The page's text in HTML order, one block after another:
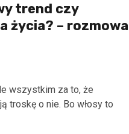
trend czy
życia? – rozmowa
wszystkim za to, że
troskę o nie. Bo włosy to